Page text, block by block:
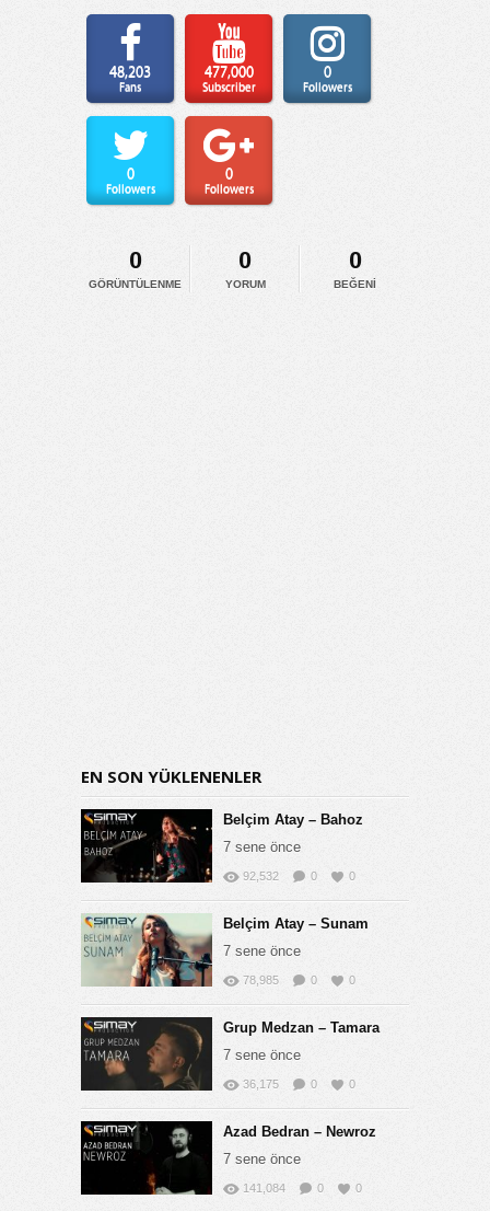
48,203
Fans
477,000
Subscriber
0
Followers
0
Followers
0
Followers
0
GÖRÜNTÜLENME
0
YORUM
0
BEĞENI
EN SON YÜKLENENLER
Belçim Atay – Bahoz
7 sene önce
92,532 0 0
Belçim Atay – Sunam
7 sene önce
78,985 0 0
Grup Medzan – Tamara
7 sene önce
36,175 0 0
Azad Bedran – Newroz
7 sene önce
141,084 0 0